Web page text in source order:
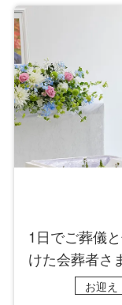
1日でご葬儀
けた会葬者さ
お迎え